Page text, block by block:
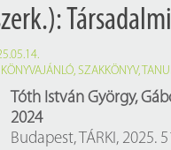
KÖNYVAJÁNLÓ,SZAKKÖNYV,
Tóth István György,
2024
Budapest, TÁRKI, 2025.